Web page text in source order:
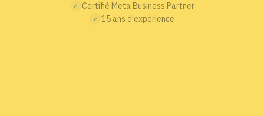
✓ Certifié Meta Business Partner
✓ 15 ans d'expérience